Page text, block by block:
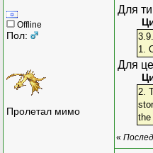
Offline
Пол:
Пролетал мимо
Для
1.
Для
2.
the
«